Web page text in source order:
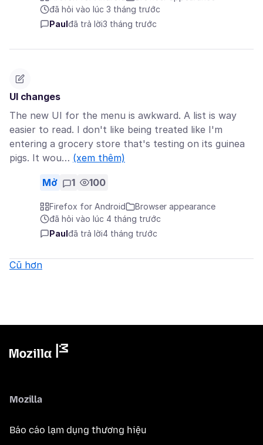
đã hỏi vào lúc 3 tháng trước
Paul đã trả lời3 tháng trước
UI changes
The new UI for the menu is awkward. A list is way
easier to read. I don't like being treated like I'm
entering a grocery store that's testing on its guinea
pigs. It wou… (xem thêm)
Mở 1 100
Firefox for Android
Browser appearance
đã hỏi vào lúc 4 tháng trước
Paul đã trả lời4 tháng trước
Cũ hơn
Mozilla
Báo cáo lạm dụng thương hiệu